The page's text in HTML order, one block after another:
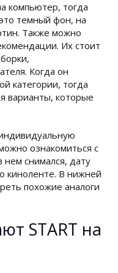
компьютер, тогда
темный фон, на
Также можно
Их стоит
Когда он
категории, тогда
варианты, которые
ознакомиться с
нем снимался, дату
киноленте. В нижней
похожие аналоги
START на